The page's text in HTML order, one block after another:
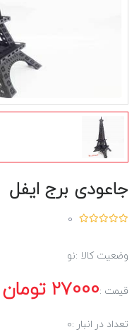
جاعودی برج ایفل
0
وضعیت کالا :نو
قیمت :27000 تومان
تعداد در انبار :0